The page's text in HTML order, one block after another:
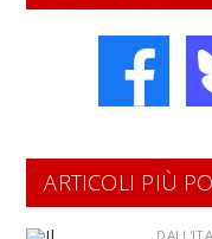
ARTICOLI PIÙ